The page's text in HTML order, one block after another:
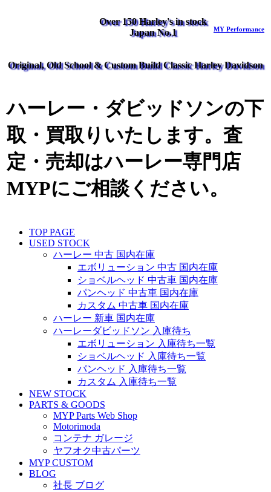
Over 150 Harley's in stock
Japan No.1
MY Performance
Original, Old School & Custom Build Classic Harley Davidson
ハーレー・ダビッドソンの下
取・買取りいたします。査
定・売却はハーレー専門店
MYPにご相談ください。
TOP PAGE
USED STOCK
ハーレー 中古 国内在庫
エボリューション 中古 国内在庫
ショベルヘッド 中古車 国内在庫
パンヘッド 中古車 国内在庫
カスタム 中古車 国内在庫
ハーレー 新車 国内在庫
ハーレーダビッドソン 入庫待ち
エボリューション 入庫待ち一覧
ショベルヘッド 入庫待ち一覧
パンヘッド 入庫待ち一覧
カスタム 入庫待ち一覧
NEW STOCK
PARTS & GOODS
MYP Parts Web Shop
Motorimoda
コンテナ ガレージ
ヤフオク中古パーツ
MYP CUSTOM
BLOG
社長 ブログ